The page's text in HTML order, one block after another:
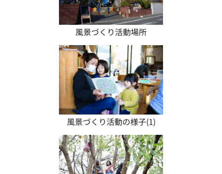
風景づくり活動場所
風景づくり活動の様子(1)